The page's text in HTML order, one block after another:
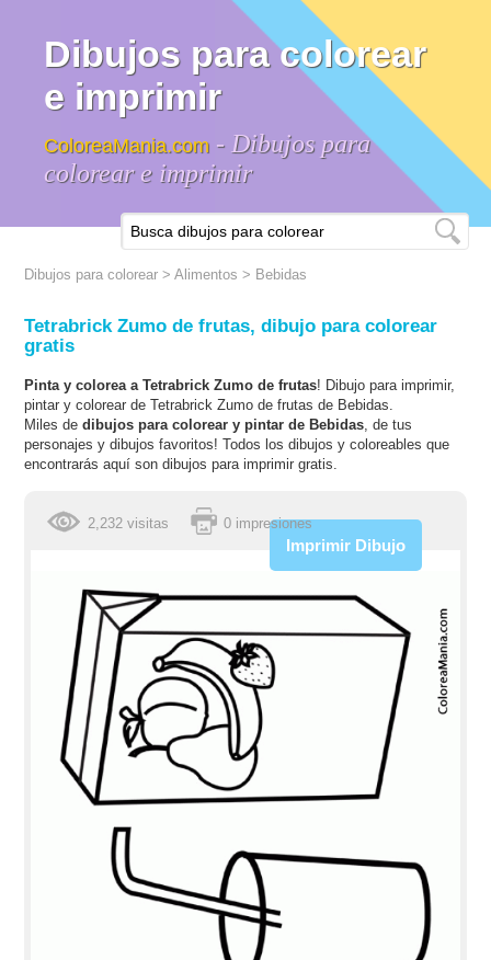
Dibujos para colorear
e imprimir
ColoreaMania.com - Dibujos para
colorear e imprimir
Dibujos para colorear >Alimentos > Bebidas
Tetrabrick Zumo de frutas, dibujo para colorear
gratis
Pinta y colorea a Tetrabrick Zumo de frutas! Dibujo para imprimir,
pintar y colorear de Tetrabrick Zumo de frutas de Bebidas.
Miles dedibujos para colorear y pintar de Bebidas, de tus
personajes y dibujos favoritos! Todos los dibujos y coloreables que
encontrarás aquí son dibujos para imprimir gratis.
2,232 visitas 0 impresiones
Imprimir Dibujo